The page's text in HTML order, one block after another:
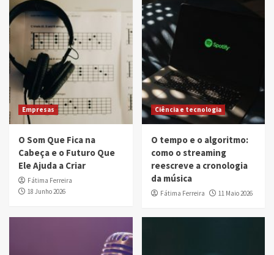
Empresas
O Som Que Fica na
Cabeça e o Futuro Que
Ele Ajuda a Criar
Fátima Ferreira
18 Junho 2026
Ciência e tecnologia
O tempo e o algoritmo:
como o streaming
reescreve a cronologia
da música
Fátima Ferreira 11 Maio 2026